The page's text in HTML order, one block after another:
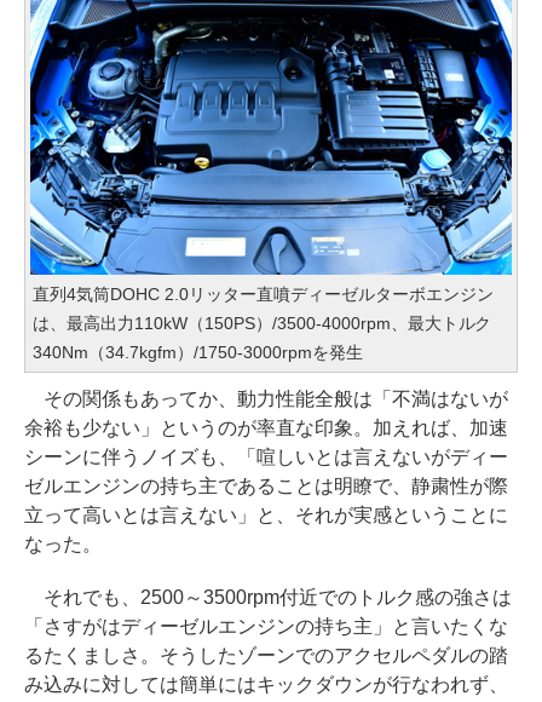
直列4気筒DOHC 2.0リッター直噴ディーゼルターボエンジン
は、最高出力110kW（150PS）/3500-4000rpm、最大トルク
340Nm（34.7kgfm）/1750-3000rpmを発生
その関係もあってか、動力性能全般は「不満はないが
余裕も少ない」というのが率直な印象。加えれば、加速
シーンに伴うノイズも、「喧しいとは言えないがディー
ゼルエンジンの持ち主であることは明瞭で、静粛性が際
立って高いとは言えない」と、それが実感ということに
なった。
それでも、2500～3500rpm付近でのトルク感の強さは
「さすがはディーゼルエンジンの持ち主」と言いたくな
るたくましさ。そうしたゾーンでのアクセルペダルの踏
み込みに対しては簡単にはキックダウンが行なわれず、